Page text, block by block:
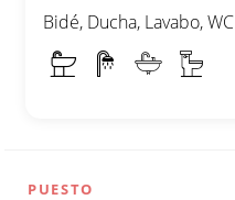
Bidé, Ducha, Lavabo, WC
PUESTO